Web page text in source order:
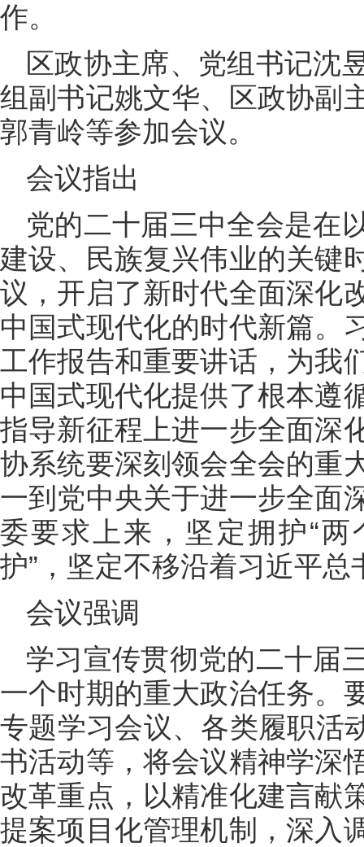
作。
区政协主席、党组书记沈
组副书记姚文华、区政协副
郭青岭等参加会议。
会议指出
党的二十届三中全会是在
建设、民族复兴伟业的关键
议，开启了新时代全面深化
中国式现代化的时代新篇。
工作报告和重要讲话，为我
中国式现代化提供了根本遵
指导新征程上进一步全面深
协系统要深刻领会全会的重
一到党中央关于进一步全面
委要求上来，坚定拥护“两
护”，坚定不移沿着习近平
会议强调
学习宣传贯彻党的二十届
一个时期的重大政治任务。
专题学习会议、各类履职活
书活动等，将会议精神学深
改革重点，以精准化建言献
提案项目化管理机制，深入